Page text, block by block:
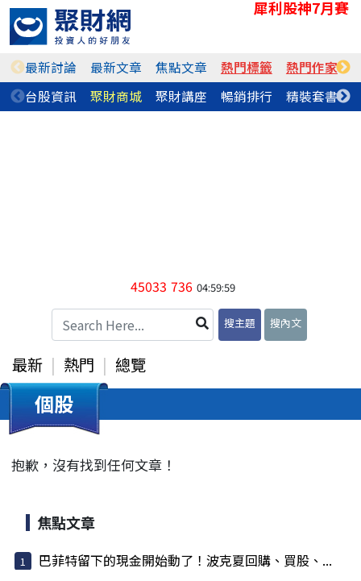
犀利股神7月賽
最新討論 最新文章 焦點文章 熱門標籤 熱門作家
台股資訊
聚財商城 聚財講座 暢銷排行 精裝套書
45033 736 04:59:59
搜主題 搜內文
最新 熱門 總覽
個股
抱歉，沒有找到任何文章！
焦點文章
巴菲特留下的現金開始動了！波克夏回購、買股、...